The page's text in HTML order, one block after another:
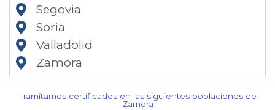
Segovia
Soria
Valladolid
Zamora
Tramitamos certificados en las siguientes poblaciones de
Zamora​